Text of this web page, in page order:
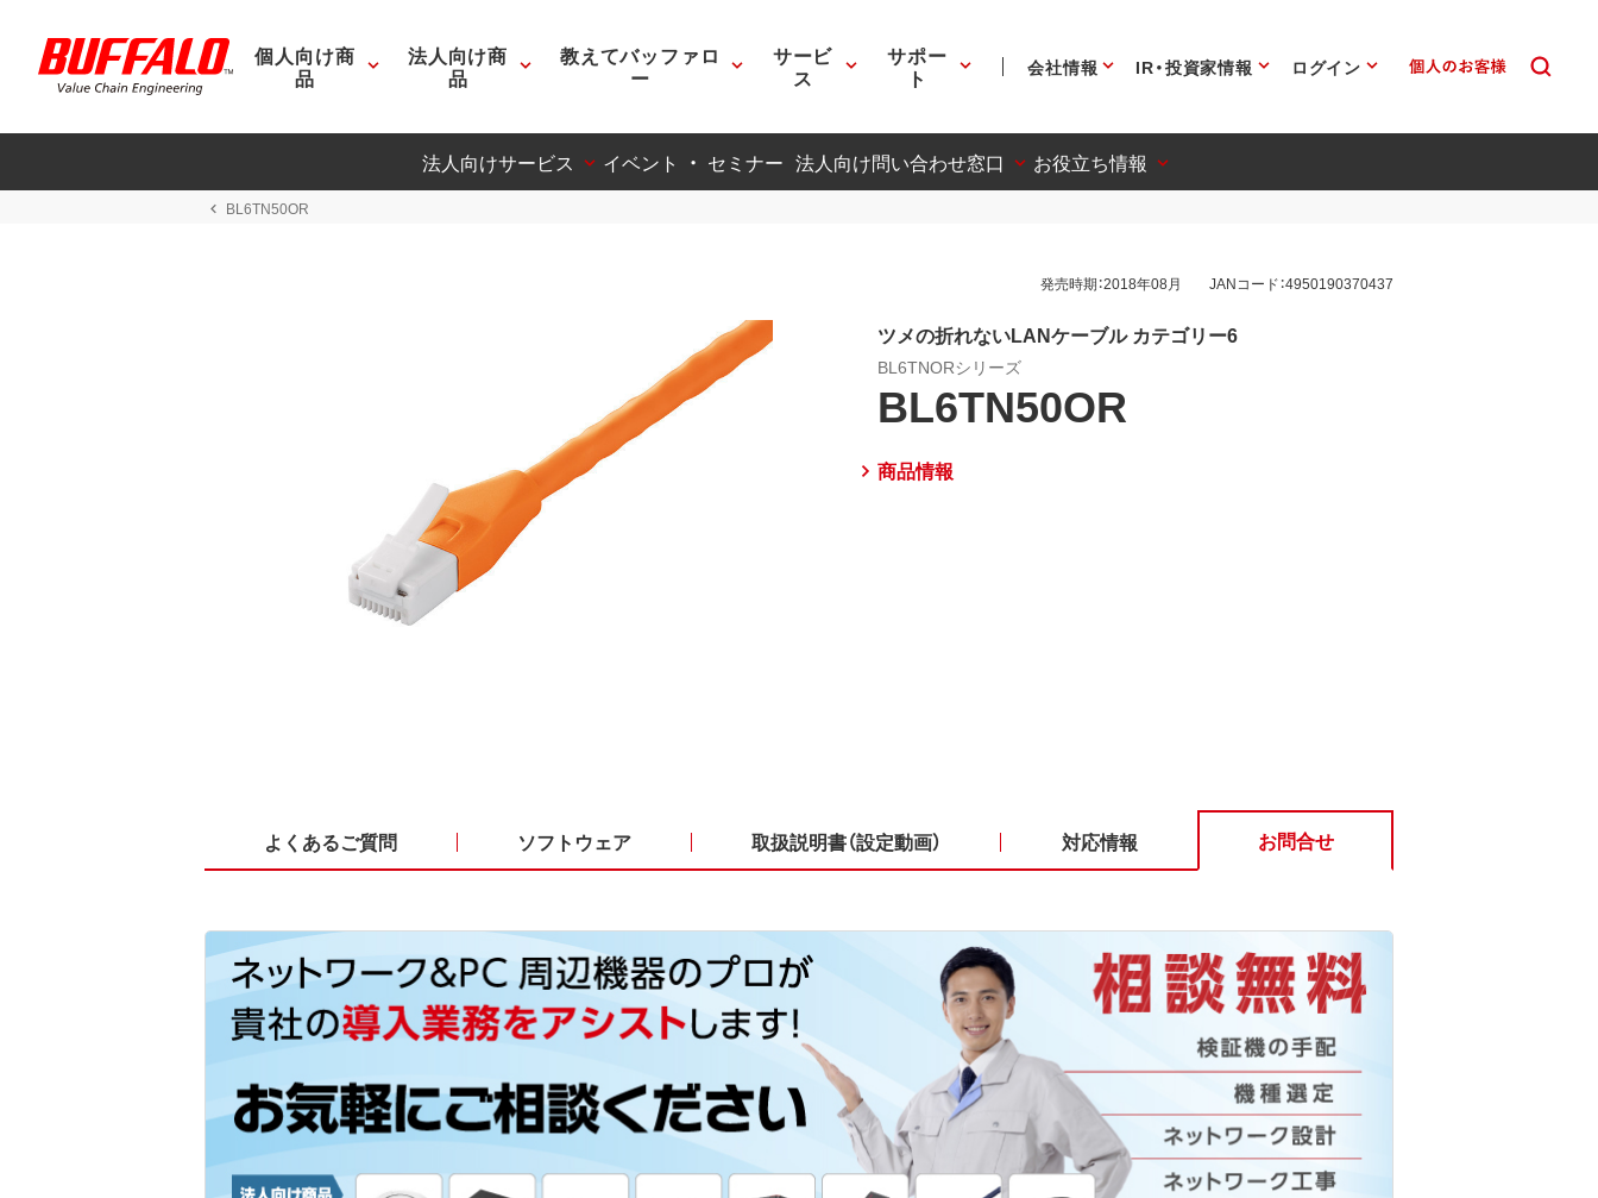
個人向け商
品
法人向け商
品
教えてバッファロ
ー
サービ
ス
サポー
ト 会社情報 IR・投資家情報 ログイン
法人向けサービス イベント ・ セミナー 法人向け問い合わせ窓口 お役立ち情報
BL6TN50OR
発売時期：2018年08月 JANコード：4950190370437
ツメの折れないLANケーブル カテゴリー6
BL6TNORシリーズ
BL6TN50OR
商品情報
よくあるご質問 ソフトウェア 取扱説明書（設定動画） 対応情報 お問合せ